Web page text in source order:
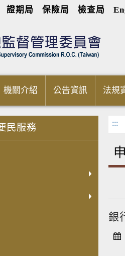
證期局 保險局 檢查局
機關介紹 公告資訊 法規
民服務 :::
銀